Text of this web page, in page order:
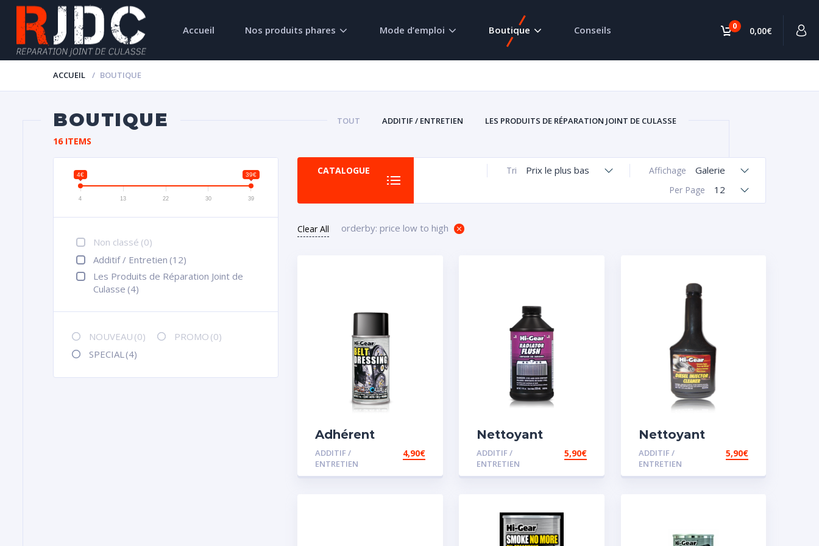
0 0,00€
Accueil Nos produits phares Mode d’emploi Boutique Conseils
ACCUEIL BOUTIQUE
BOUTIQUE TOUT ADDITIF / ENTRETIEN LES PRODUITS DE RÉPARATION JOINT DE CULASSE
16 ITEMS
4€ 39€
4 13 22 30 39
Non classé (0)
Additif / Entretien (12)
Les Produits de Réparation Joint de
Culasse (4)
NOUVEAU (0) PROMO (0)
SPECIAL (4)
CATALOGUE Affichage Galerie
Tri Prix le plus bas
Per Page 12
Clear All orderby: price low to high
Adhérent
courroie
ADDITIF /
ENTRETIEN
4,90€
Nettoyant
radiateur
ADDITIF /
ENTRETIEN
5,90€
Nettoyant
injecteur diesel
ADDITIF /
ENTRETIEN
5,90€